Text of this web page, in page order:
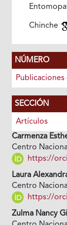
Chinche
NÚMERO
Publicaciones
SECCIÓN
Artículos
Carmenza
Centro
https://
Laura
Centro
https://
Zulma Nancy